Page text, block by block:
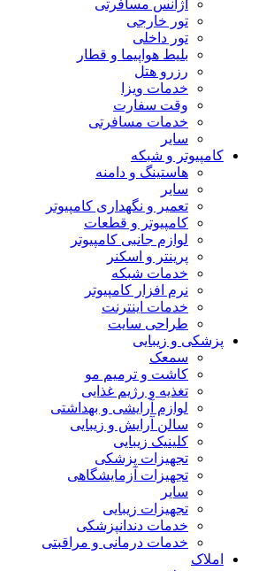
آژانس مسافرتی
تور خارجی
تور داخلی
بلیط هواپیما و قطار
رزرو هتل
خدمات ویزا
وقت سفارت
خدمات مسافرتی
سایر
کامپیوتر و شبکه
هاستینگ و دامنه
سایر
تعمیر و نگهداری کامپیوتر
کامپیوتر و قطعات
لوازم جانبی کامپیوتر
پرینتر و اسکنر
خدمات شبکه
نرم افزار کامپیوتر
خدمات اینترنت
طراحی سایت
پزشکی و زیبایی
سمعک
کاشت و ترمیم مو
تغذیه و رژیم غذایی
لوازم آرایشی و بهداشتی
سالن آرایش و زیبایی
کلینیک زیبایی
تجهیزات پزشکی
تجهیزات آزمایشگاهی
سایر
تجهیزات زیبایی
خدمات دندانپزشکی
خدمات درمانی و مراقبتی
املاک